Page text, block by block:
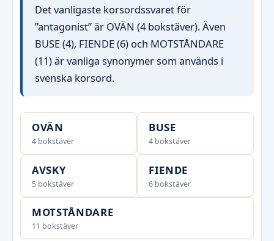
Det vanligaste korsordssvaret för
”antagonist” är OVÄN (4 bokstäver). Även
BUSE (4), FIENDE (6) och MOTSTÅNDARE
(11) är vanliga synonymer som används i
svenska korsord.
OVÄN
4 bokstäver
BUSE
4 bokstäver
AVSKY
5 bokstäver
FIENDE
6 bokstäver
MOTSTÅNDARE
11 bokstäver